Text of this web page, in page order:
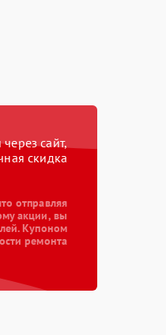
сайт,
скидка
отправляя
акции, вы
Купоном
ремонта